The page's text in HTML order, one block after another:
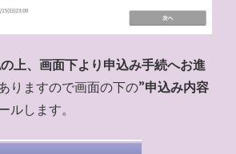
上、画面下より申込み手続へお進
りますので画面の下の”申込み内容
ルします。